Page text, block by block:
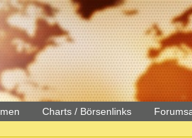
Charts / Börsenlinks